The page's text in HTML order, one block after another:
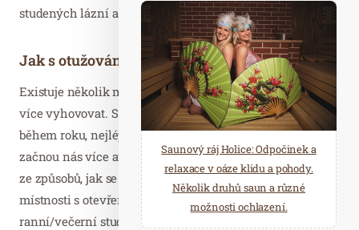
studených lázní a zábalů.
Jak s otužováním začít?
Existuje několik možností, záleží na vás, které vám budou
více vyhovovat. S otužováním můžete začít kdykoliv
během roku, nejlépe ale na podzim, kdy se mění počasí a
začnou nás více atakovat různé virózy a chřipky. Jedním
ze způsobů, jak se začít otužovat, je spát v chladnější
místnosti s otevřeným oknem. Další varianta je pak
ranní/večerní studená sprcha. Anebo saunování, které je
Saunový ráj Holice: Odpočinek a
relaxace v oáze klidu a pohody.
Několik druhů saun a různé
možnosti ochlazení.
Spa Hotel Děvín: Odpočiňte si od
starostí všedních dnů a přijeďte
načerpat novou energii do
Mariánských Lázní.